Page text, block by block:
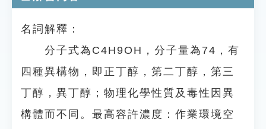
名詞解釋：
分子式為C4H9OH，分子量為74，有
四種異構物，即正丁醇，第二丁醇，第三
丁醇，異丁醇；物理化學性質及毒性因異
構體而不同。最高容許濃度：作業環境空